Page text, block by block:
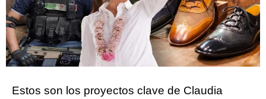
Estos son los proyectos clave de Claudia